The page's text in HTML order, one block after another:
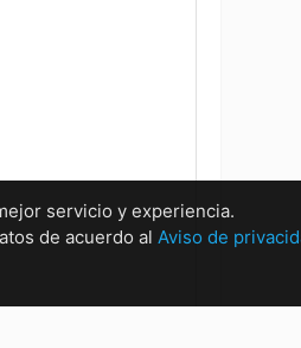
servicio y experiencia.
de acuerdo al Aviso de